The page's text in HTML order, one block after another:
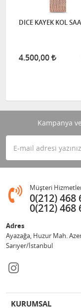
DICE KAYEK KOL
4.500,00
Kampanya
Müşteri
0(212) 468
0(212) 468
Adres
Ayazağa, Huzur Mah.
Sarıyer/İstanbul
KURUMSAL